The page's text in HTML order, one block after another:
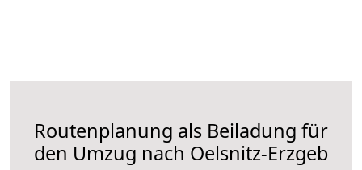
Routenplanung als Beiladung für
den Umzug nach Oelsnitz-Erzgeb